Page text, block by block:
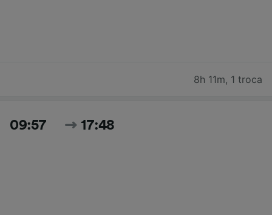
8h 11m, 1 troca
09:57 17:48